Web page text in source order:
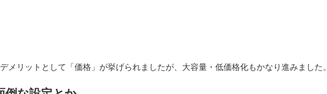
メリットとして「価格」が挙げられましたが、大容量・低価格化もかなり進みました。